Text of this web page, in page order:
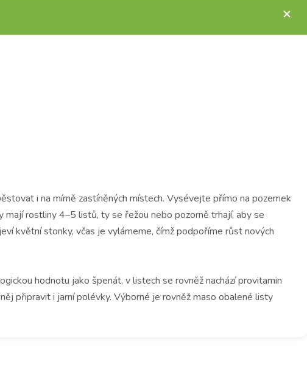
i na mírně zastíněných místech. Vysévejte přímo na pozemek
rostliny 4–5 listů, ty se řežou nebo pozorně trhají, aby se
květní stonky, včas je vylámeme, čímž podpoříme růst nových
hodnotu jako špenát, v listech se rovněž nachází provitamin
připravit i jarní polévky. Výborné je rovněž maso obalené listy